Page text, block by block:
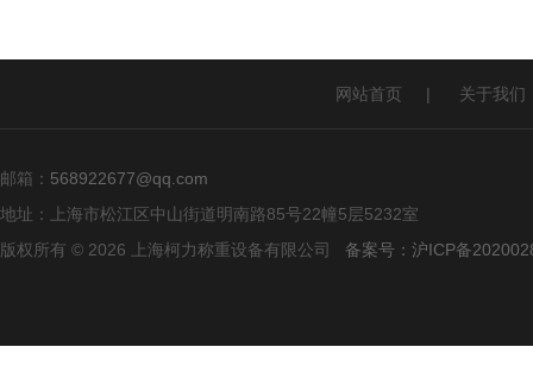
网站首页 | 关于我们
邮箱： 568922677@qq.com
地址：上海市松江区中山街道明南路85号22幢5层5232室
版权所有 © 2026 上海柯力称重设备有限公司 备案号：沪ICP备